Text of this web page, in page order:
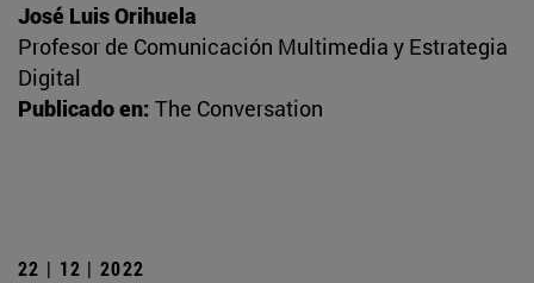
José Luis Orihuela
Profesor de Comunicación Multimedia y Estrategia
Digital
Publicado en: The Conversation
22 | 12 | 2022